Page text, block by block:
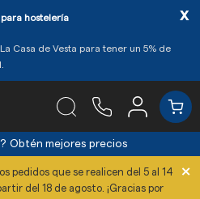
para hostelería
Casa de Vesta para tener un 5% de
x
Obtén mejores precios
pedidos que se realicen del 5 al 14
del 18 de agosto. ¡Gracias por
×